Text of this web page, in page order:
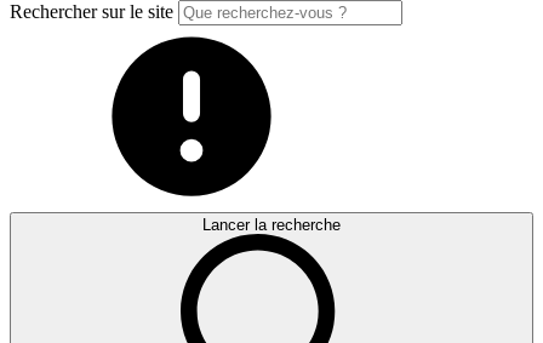
Rechercher sur le site
Lancer la recherche